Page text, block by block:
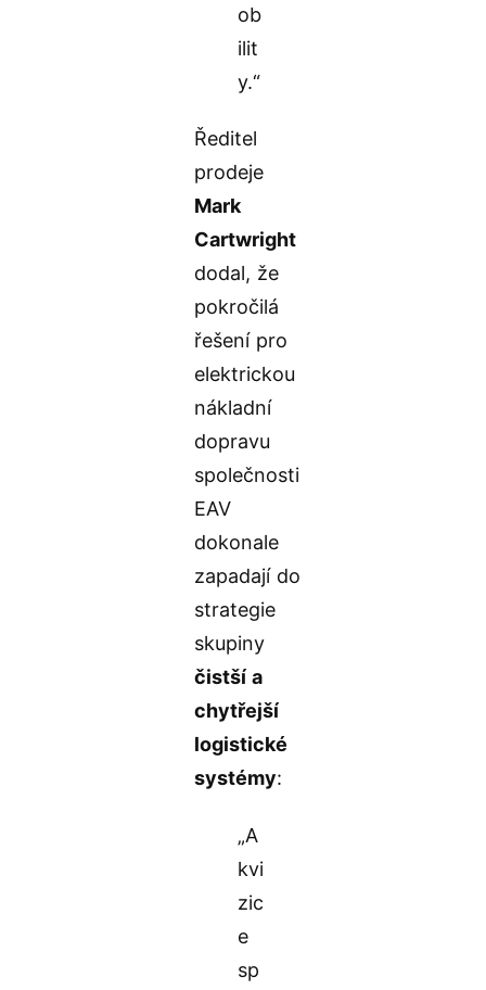
ob
ilit
y.“
Ředitel
prodeje
Mark
Cartwright
dodal, že
pokročilá
řešení pro
elektrickou
nákladní
dopravu
společnosti
EAV
dokonale
zapadají do
strategie
skupiny
čistší a
chytřejší
logistické
systémy:
„A
kvi
zic
e
sp